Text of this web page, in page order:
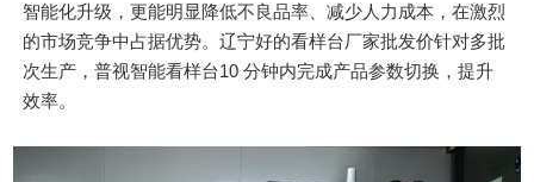
智能化升级，更能明显降低不良品率、减少人力成本，在激烈
的市场竞争中占据优势。辽宁好的看样台厂家批发价针对多批
次生产，普视智能看样台10 分钟内完成产品参数切换，提升
效率。